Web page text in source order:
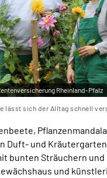
Rheinland-Pfalz
lässt sich der Alltag schnell
Duft- und
bunten Sträuchern
und